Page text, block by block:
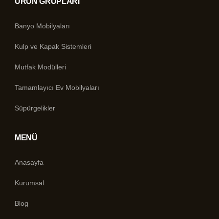
Banyo Mobilyaları
Kulp ve Kapak Sistemleri
Mutfak Modülleri
Tamamlayıcı Ev Mobilyaları
Süpürgelikler
MENÜ
Anasayfa
Kurumsal
Blog